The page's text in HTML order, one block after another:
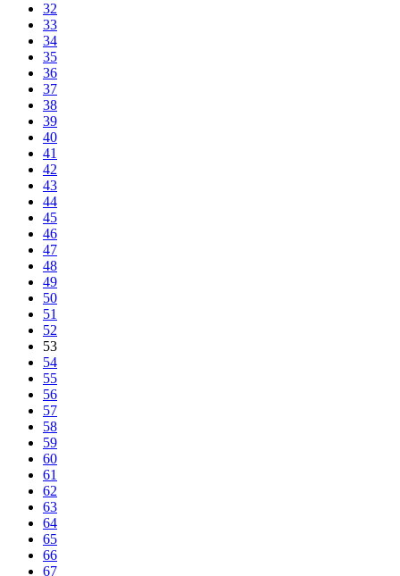
32
33
34
35
36
37
38
39
40
41
42
43
44
45
46
47
48
49
50
51
52
53
54
55
56
57
58
59
60
61
62
63
64
65
66
67